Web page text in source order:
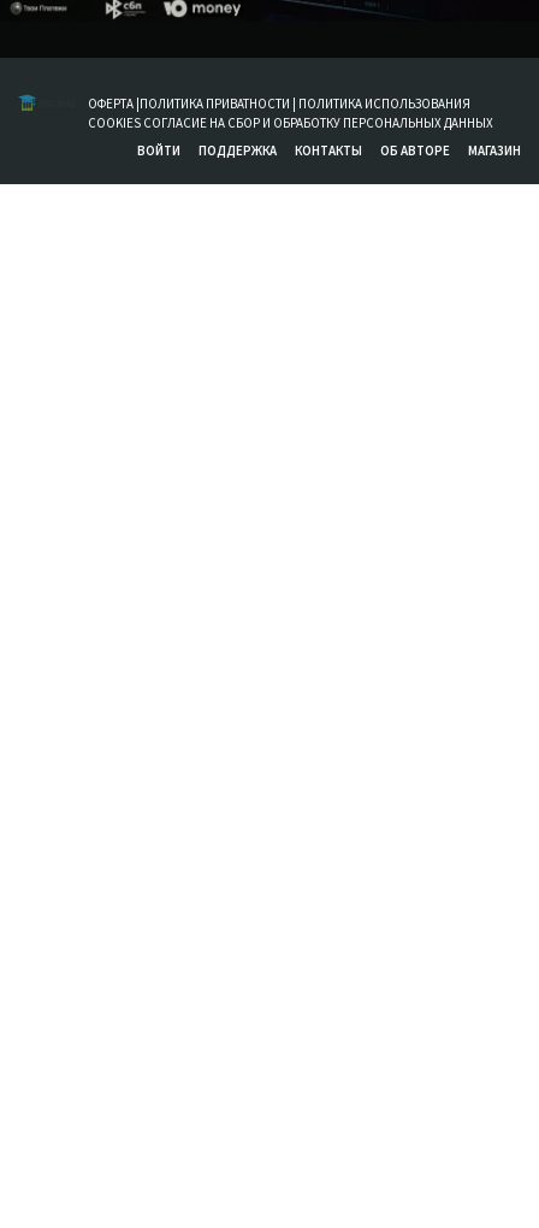
ОФЕРТА |ПОЛИТИКА ПРИВАТНОСТИ | ПОЛИТИКА ИСПОЛЬЗОВАНИЯ
COOKIES СОГЛАСИЕ НА СБОР И ОБРАБОТКУ ПЕРСОНАЛЬНЫХ ДАННЫХ
ВОЙТИ
ПОДДЕРЖКА КОНТАКТЫ ОБ АВТОРЕ МАГАЗИН